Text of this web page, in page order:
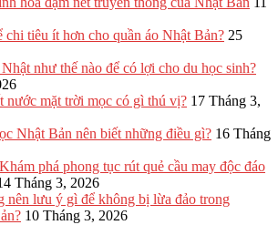
chi tiêu ít hơn cho quần áo Nhật Bản? 25
như thế nào để có lợi cho du học sinh?
nước mặt trời mọc có gì thú vị? 17 Tháng 3,
Nhật Bản nên biết những điều gì? 16 Tháng
phá phong tục rút quẻ cầu may độc đáo
Tháng 3, 2026
nên lưu ý gì để không bị lừa đảo trong
10 Tháng 3, 2026